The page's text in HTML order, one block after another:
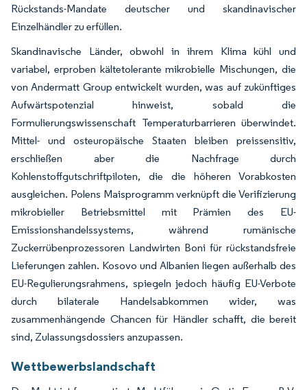
Rückstands-Mandate deutscher und skandinavischer
Einzelhändler zu erfüllen.
Skandinavische Länder, obwohl in ihrem Klima kühl und
variabel, erproben kältetolerante mikrobielle Mischungen, die
von Andermatt Group entwickelt wurden, was auf zukünftiges
Aufwärtspotenzial hinweist, sobald die
Formulierungswissenschaft Temperaturbarrieren überwindet.
Mittel- und osteuropäische Staaten bleiben preissensitiv,
erschließen aber die Nachfrage durch
Kohlenstoffgutschriftpiloten, die die höheren Vorabkosten
ausgleichen. Polens Maisprogramm verknüpft die Verifizierung
mikrobieller Betriebsmittel mit Prämien des EU-
Emissionshandelssystems, während rumänische
Zuckerrübenprozessoren Landwirten Boni für rückstandsfreie
Lieferungen zahlen. Kosovo und Albanien liegen außerhalb des
EU-Regulierungsrahmens, spiegeln jedoch häufig EU-Verbote
durch bilaterale Handelsabkommen wider, was
zusammenhängende Chancen für Händler schafft, die bereit
sind, Zulassungsdossiers anzupassen.
Wettbewerbslandschaft